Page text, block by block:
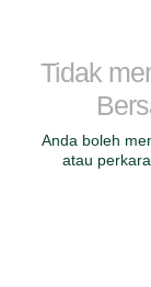
Tidak
Anda boleh
atau